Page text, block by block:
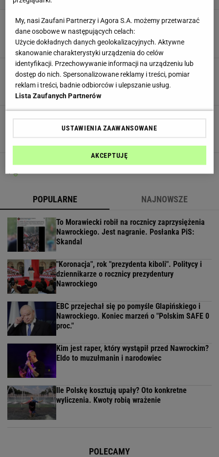
Brakuje ci motywacji do ćwiczeń? Zobacz tylko
TE zdjęcia Sylwii Szostak!
FITNESS SYLWIA SZOSTAK TRENERKA TRENING ĆWICZENIA
Sylwia Szostak. Modelka, trenerka personalna i
guru fitness
MATERIAŁ PROMOCYJNY PR
Sylwia Szostak. Potężna dawka motywacji z
Facebooka
MATERIAŁ PROMOCYJNY PR
POPULARNE NAJNOWSZE
To Morawiecki robił na rocznicy zaprzysiężenia
Nawrockiego. Jest nagranie. Posłanka PiS:
Skandal
"Koronacja", rok "prezydenta kiboli". Politycy i
dziennikarze o rocznicy prezydentury
Nawrockiego
EBC przejechał się po pomyśle Glapińskiego i
Nawrockiego. Koniec marzeń o "Polskim SAFE 0
proc."
Kim jest raper, który wystąpił przed Nawrockim?
Eldo to muzułmanin i narodowiec
Ile Polskę kosztują upały? Oto konkretne
wyliczenia. Kwoty robią wrażenie
POLECAMY
My, nasi Zaufani Partnerzy i Agora S.A. możemy przetwarzać
dane osobowe w następujących celach:
Użycie dokładnych danych geolokalizacyjnych. Aktywne
skanowanie charakterystyki urządzenia do celów
identyfikacji. Przechowywanie informacji na urządzeniu lub
dostęp do nich. Spersonalizowane reklamy i treści, pomiar
reklam i treści, badnie odbiorców i ulepszanie usług.
Lista Zaufanych Partnerów
USTAWIENIA ZAAWANSOWANE
AKCEPTUJĘ